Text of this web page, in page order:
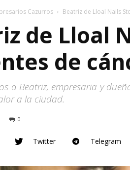
Cazurros Beatriz de Lloal Nails
de Lloal
de
a Beatriz, empresaria y
a la ciudad.
0
Twitter Telegram